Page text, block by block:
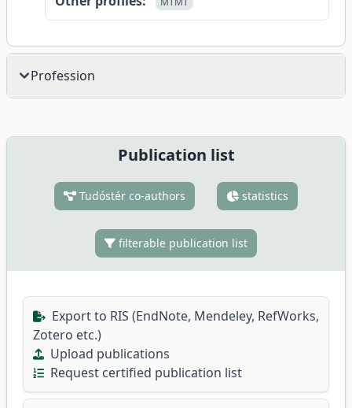
Profession
Publication list
Tudóstér co-authors statistics
filterable publication list
Export to RIS (EndNote, Mendeley, RefWorks,
Zotero etc.)
Upload publications
Request certified publication list